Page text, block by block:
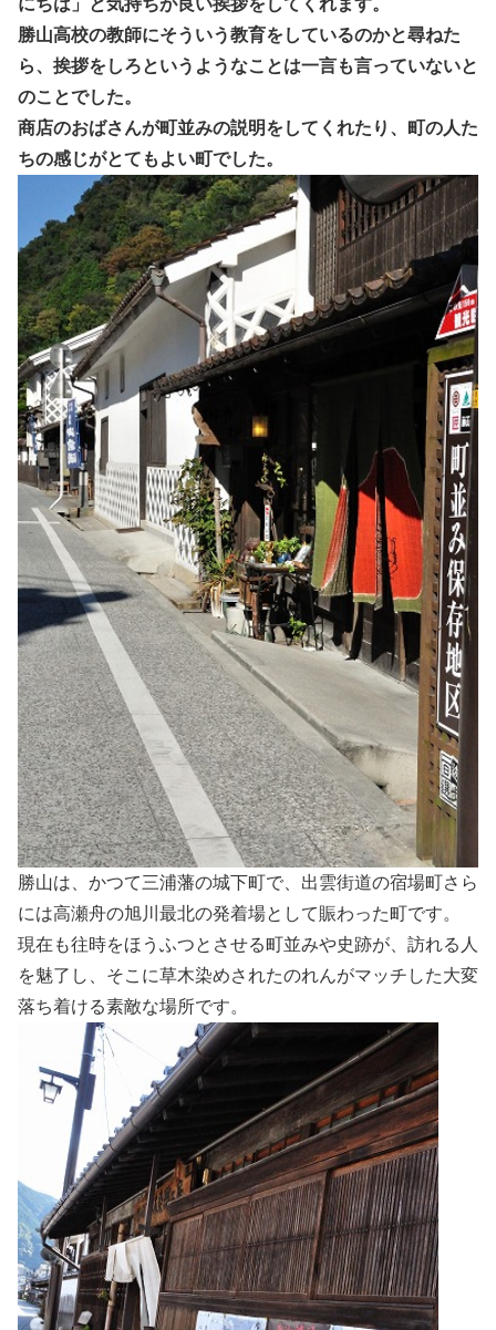
にちは」と気持ちが良い挨拶をしてくれます。
勝山高校の教師にそういう教育をしているのかと尋ねた
ら、挨拶をしろというようなことは一言も言っていないと
のことでした。
商店のおばさんが町並みの説明をしてくれたり、町の人た
ちの感じがとてもよい町でした。
勝山は、かつて三浦藩の城下町で、出雲街道の宿場町さら
には高瀬舟の旭川最北の発着場として賑わった町です。
現在も往時をほうふつとさせる町並みや史跡が、訪れる人
を魅了し、そこに草木染めされたのれんがマッチした大変
落ち着ける素敵な場所です。